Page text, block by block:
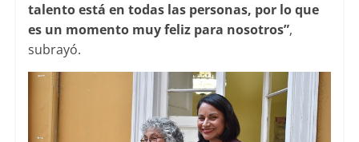
talento está en todas las personas, por lo que
es un momento muy feliz para nosotros”,
subrayó.